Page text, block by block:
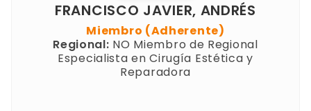
FRANCISCO JAVIER, ANDRÉS
Miembro (Adherente)
Regional: NO Miembro de Regional
Especialista en Cirugía Estética y
Reparadora